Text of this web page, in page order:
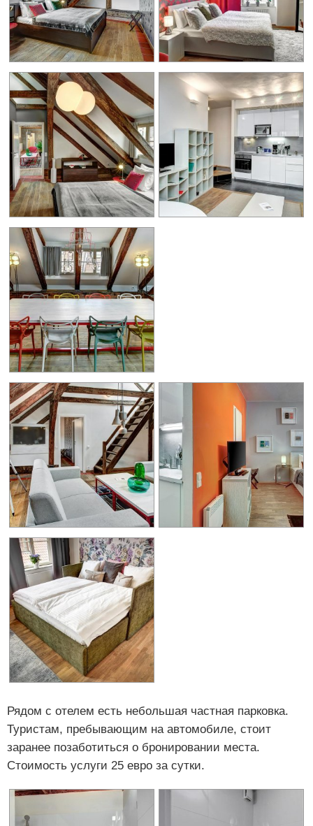
Рядом с отелем есть небольшая частная парковка.
Туристам, пребывающим на автомобиле, стоит
заранее позаботиться о бронировании места.
Стоимость услуги 25 евро за сутки.